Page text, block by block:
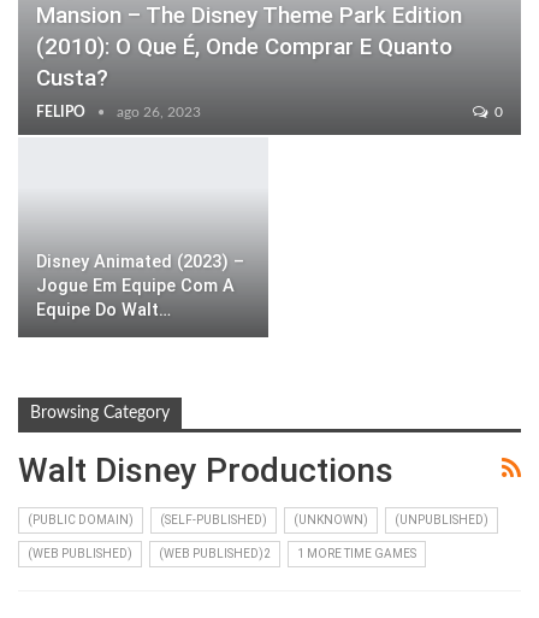
Mansion – The Disney Theme Park Edition
(2010): O Que É, Onde Comprar E Quanto
Custa?
FELIPO ago 26, 2023 0
Disney Animated (2023) –
Jogue Em Equipe Com A
Equipe Do Walt…
Browsing Category
Walt Disney Productions
(PUBLIC DOMAIN) (SELF-PUBLISHED) (UNKNOWN) (UNPUBLISHED)
(WEB PUBLISHED) (WEB PUBLISHED)2 1 MORE TIME GAMES